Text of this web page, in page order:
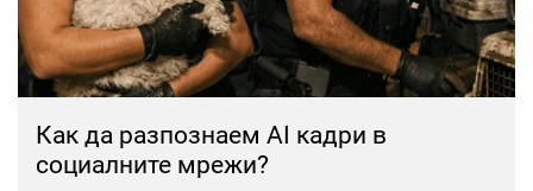
Как да разпознаем AI кадри в
социалните мрежи?